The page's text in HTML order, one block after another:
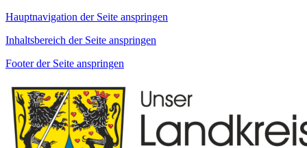
Hauptnavigation der Seite anspringen
Inhaltsbereich der Seite anspringen
Footer der Seite anspringen